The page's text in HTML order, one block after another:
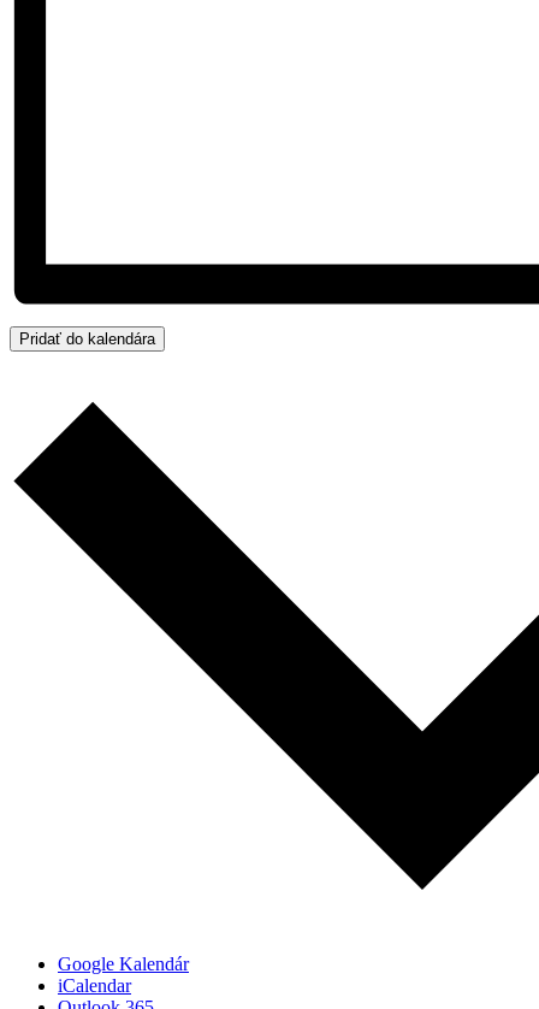
Pridať do kalendára
Google Kalendár
iCalendar